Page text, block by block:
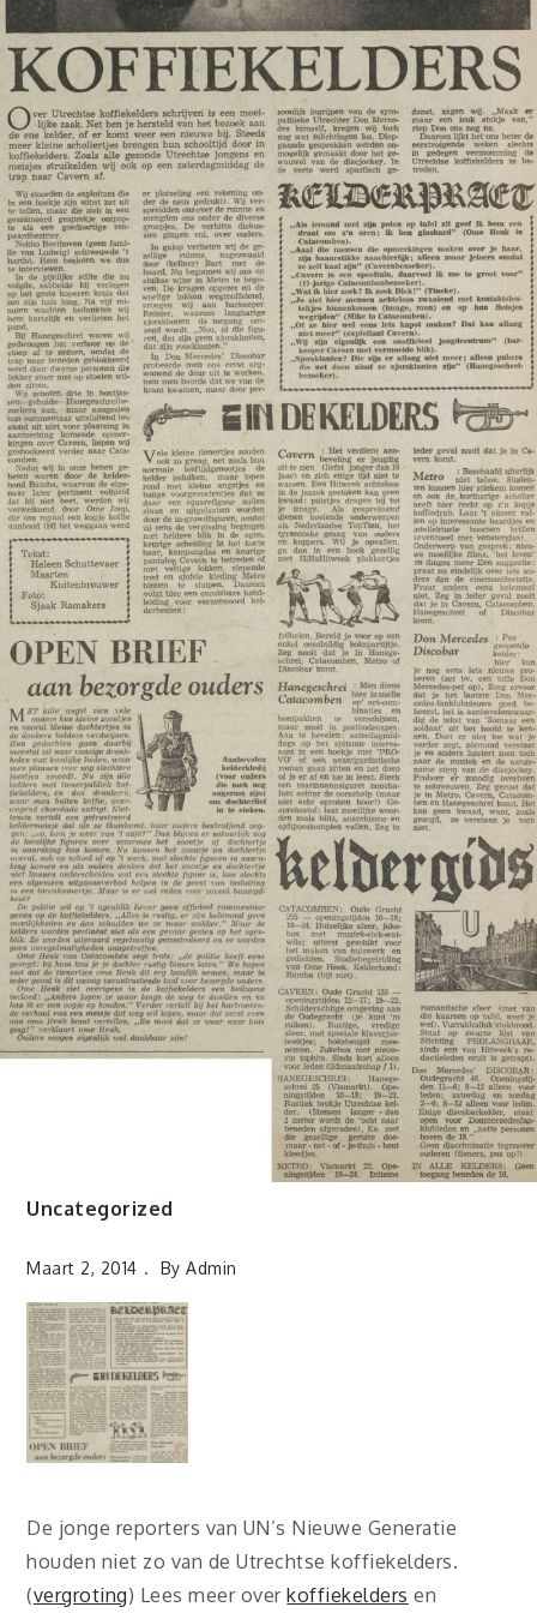
Uncategorized
Maart 2, 2014 ByAdmin
De jonge reporters van UN’s Nieuwe Generatie
houden niet zo van de Utrechtse koffiekelders.
(vergroting) Lees meer overkoffiekelders en